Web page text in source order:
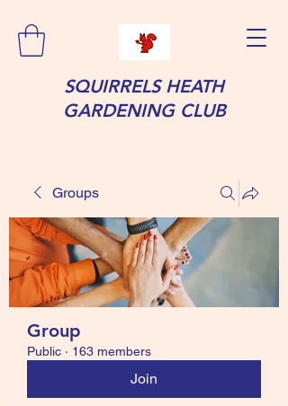
SQUIRRELS HEATH
GARDENING CLUB
Groups
Group
Public · 163 members
Join